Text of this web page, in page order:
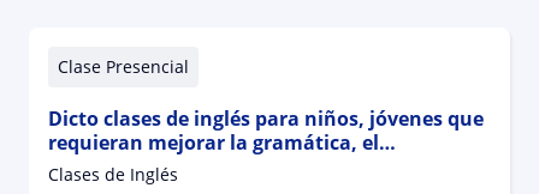
Clase Presencial
Dicto clases de inglés para niños, jóvenes que
requieran mejorar la gramática, el
vocabulario, la lectura en el idioma inglés
Clases de Inglés